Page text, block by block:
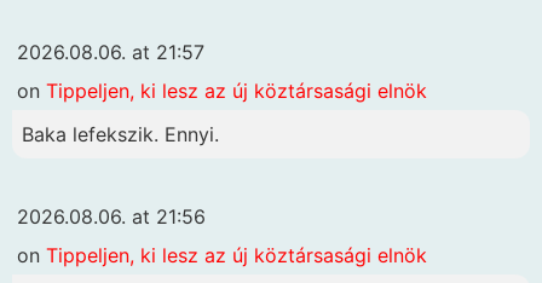
2026.08.06. at 21:57
on Tippeljen, ki lesz az új köztársasági elnök
Baka lefekszik. Ennyi.
2026.08.06. at 21:56
on Tippeljen, ki lesz az új köztársasági elnök